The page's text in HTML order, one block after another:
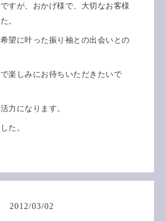
すが、おかげ様で、大切なお客様
。
望に叶った振り袖との出会いとの
楽しみにお待ちいただきたいで
力になります。
た。
2012/03/02